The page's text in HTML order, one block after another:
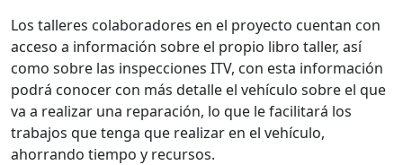
Los talleres colaboradores en el proyecto cuentan con
acceso a información sobre el propio libro taller, así
como sobre las inspecciones ITV, con esta información
podrá conocer con más detalle el vehículo sobre el que
va a realizar una reparación, lo que le facilitará los
trabajos que tenga que realizar en el vehículo,
ahorrando tiempo y recursos.